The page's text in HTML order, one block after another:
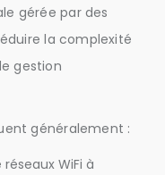
gérée par des
la complexité
gestion
généralement :
WiFi à